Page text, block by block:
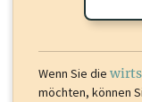
Wenn Sie die
möchten, können